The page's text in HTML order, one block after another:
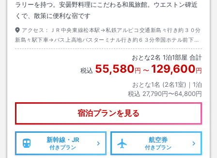
ラリーを持つ。安曇野料理にこだわる和風旅館。ウエストン碑近
くで、散策に便利な宿です
アクセス：
ＪＲ中央東線松本駅→私鉄アルピコ交通新島々行き約３０分
新島々駅下車→バス上高地バスターミナル行き約６３分帝国ホテル前下車
→徒歩約１０分
おとな2名 1泊1部屋 合計
税込 55,580円 〜 129,600円
おとな1名 (2名1室)｜ 1泊
税込 27,790円〜64,800円
宿泊プランを見る
新幹線・JR
付きプラン
航空券
付きプラン